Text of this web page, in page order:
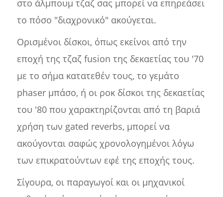
στο άλμπουμ τζαζ σας μπορεί να επηρεάσει
το πόσο "διαχρονικό" ακούγεται.
Ορισμένοι δίσκοι, όπως εκείνοι από την
εποχή της τζαζ fusion της δεκαετίας του '70
με το σήμα κατατεθέν τους, το γεμάτο
phaser μπάσο, ή οι ροκ δίσκοι της δεκαετίας
του '80 που χαρακτηρίζονται από τη βαριά
χρήση των gated reverbs, μπορεί να
ακούγονται σαφώς χρονολογημένοι λόγω
των επικρατούντων εφέ της εποχής τους.
Σίγουρα, οι παραγωγοί και οι μηχανικοί